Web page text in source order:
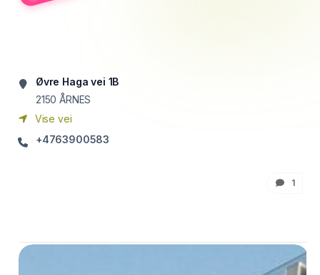
Øvre Haga vei 1B
2150 ÅRNES
Vise vei
+4763900583
1